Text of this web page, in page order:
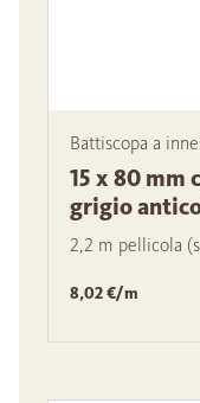
Battiscopa a
15 x 80 mm
grigio
2,2 m pellicola
8,02 €/m